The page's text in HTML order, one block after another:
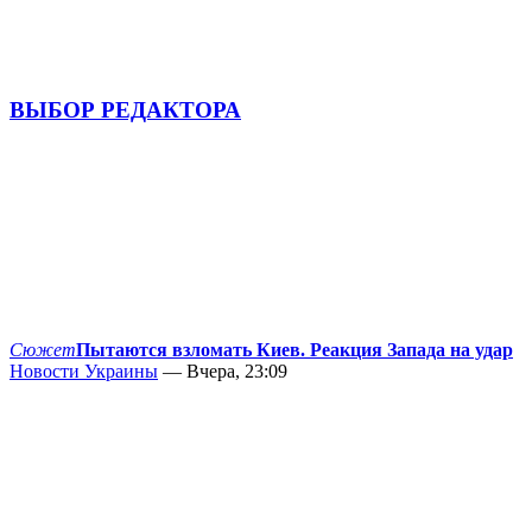
ВЫБОР РЕДАКТОРА
СюжетПытаются взломать Киев. Реакция Запада на удар
Новости Украины — Вчера, 23:09